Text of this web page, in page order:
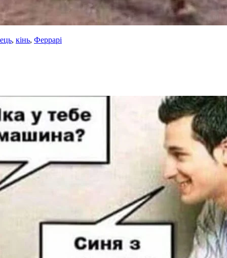
, кінь, Феррарі